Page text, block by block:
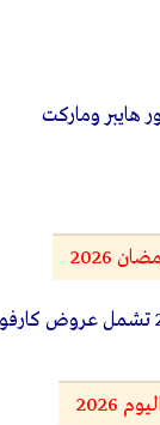
هايبر وماركت
2026
2026